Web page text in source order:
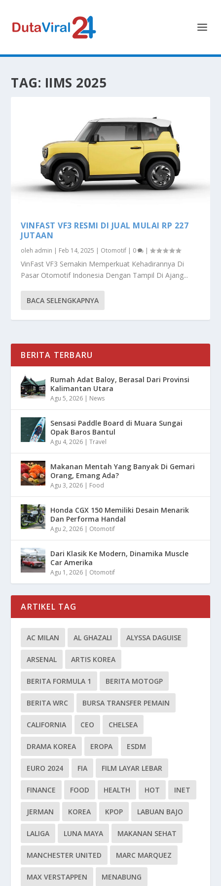
TAG: IIMS 2025
VINFAST VF3 RESMI DI JUAL MULAI RP 227
JUTAAN
oleh admin | Feb 14, 2025 | Otomotif | 0 |
VinFast VF3 Semakin Memperkuat Kehadirannya Di
Pasar Otomotif Indonesia Dengan Tampil Di Ajang...
BACA SELENGKAPNYA
BERITA TERBARU
Rumah Adat Baloy, Berasal Dari Provinsi
Kalimantan Utara
Agu 5, 2026 | News
Sensasi Paddle Board di Muara Sungai
Opak Baros Bantul
Agu 4, 2026 |Travel
Makanan Mentah Yang Banyak Di Gemari
Orang, Emang Ada?
Agu 3, 2026 | Food
Honda CGX 150 Memiliki Desain Menarik
Dan Performa Handal
Agu 2, 2026 | Otomotif
Dari Klasik Ke Modern, Dinamika Muscle
Car Amerika
Agu 1, 2026 | Otomotif
ARTIKEL TAG
AC MILAN AL GHAZALI ALYSSA DAGUISE
ARSENAL ARTIS KOREA
BERITA FORMULA 1 BERITA MOTOGP
BERITA WRC BURSA TRANSFER PEMAIN
CALIFORNIA CEO CHELSEA
DRAMA KOREA EROPA ESDM
EURO 2024 FIA FILM LAYAR LEBAR
FINANCE FOOD HEALTH HOT INET
JERMAN KOREA KPOP LABUAN BAJO
LALIGA LUNA MAYA MAKANAN SEHAT
MANCHESTER UNITED MARC MARQUEZ
MAX VERSTAPPEN MENABUNG